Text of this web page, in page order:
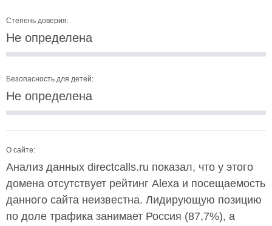
Степень доверия:
Не определена
Безопасность для детей:
Не определена
О сайте:
Анализ данных directcalls.ru показал, что у этого
домена отсутствует рейтинг Alexa и посещаемость
данного сайта неизвестна. Лидирующую позицию
по доле трафика занимает Россия (87,7%), а